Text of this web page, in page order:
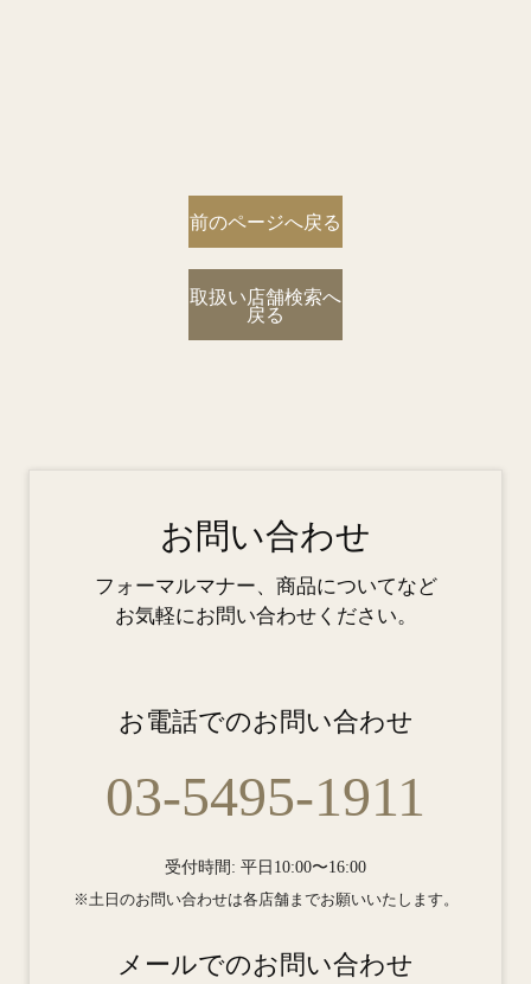
前のページへ戻る
取扱い店舗検索へ
戻る
お問い合わせ
フォーマルマナー、商品についてなど
お気軽にお問い合わせください。
お電話でのお問い合わせ
03-5495-1911
受付時間: 平日10:00〜16:00
※土日のお問い合わせは各店舗までお願いいたします。
メールでのお問い合わせ